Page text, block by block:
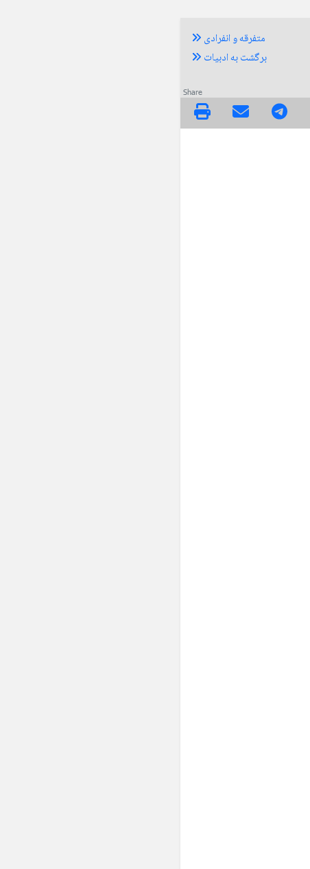
متفرقه و انفرادی
برگشت به ادبیات
Share